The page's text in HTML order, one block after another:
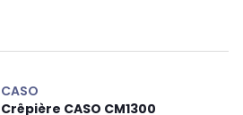
CASO
Crêpière CASO CM1300